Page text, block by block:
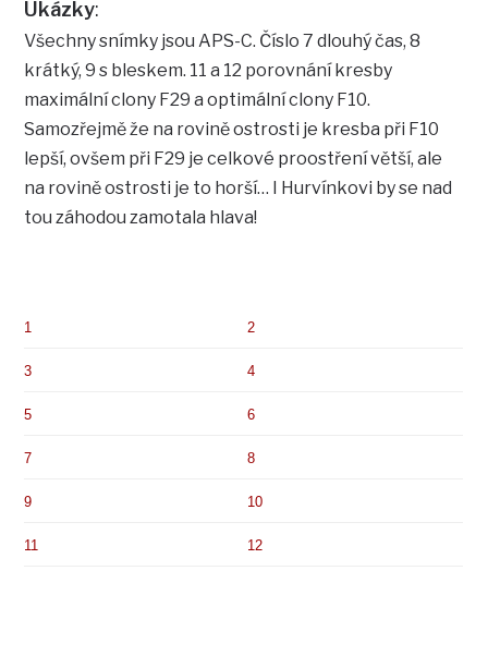
Ukázky:
Všechny snímky jsou APS-C. Číslo 7 dlouhý čas, 8
krátký, 9 s bleskem. 11 a 12 porovnání kresby
maximální clony F29 a optimální clony F10.
Samozřejmě že na rovině ostrosti je kresba při F10
lepší, ovšem při F29 je celkové proostření větší, ale
na rovině ostrosti je to horší… I Hurvínkovi by se nad
tou záhodou zamotala hlava!
1 2
3 4
5 6
7 8
9 10
11 12